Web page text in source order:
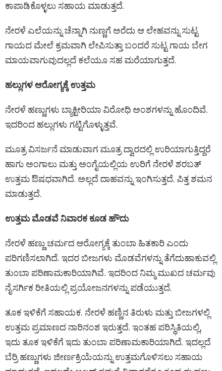
ಕಾಪಾಡಿಕೊಳ್ಳಲು ಸಹಾಯ ಮಾಡುತ್ತದೆ.
ನೇರಳೆ ಎಲೆಯನ್ನು ಚೆನ್ನಾಗಿ ನುಣ್ಣಗೆ ಅರೆದು ಆ ಲೇಹವನ್ನು ಸುಟ್ಟ
ಗಾಯದ ಮೇಲೆ ಕ್ರಮವಾಗಿ ಲೇಪಿಸುತ್ತಾ ಬಂದರೆ ಸುಟ್ಟ ಗಾಯ ಬೇಗ
ಮಾಯವಾಗುವುದಲ್ಲದೆ ಕಲೆಯೂ ಸಹ ಮರೆಯಾಗುತ್ತದೆ.
ಹಲ್ಲುಗಳ ಆರೋಗ್ಯಕ್ಕೆ ಉತ್ತಮ
ನೇರಳೆ ಹಣ್ಣುಗಳು ಬ್ಯಾಕ್ಟೀರಿಯಾ ವಿರೋಧಿ ಅಂಶಗಳನ್ನು ಹೊಂದಿವೆ.
ಇದರಿಂದ ಹಲ್ಲುಗಳು ಗಟ್ಟಿಗೊಳ್ಳುತ್ತವೆ.
ಮೂತ್ರ ವಿಸರ್ಜನೆ ಮಾಡುವಾಗ ಮೂತ್ರ ದ್ವಾರದಲ್ಲಿ ಉರಿಯಾಗುತ್ತಿದ್ದರೆ
ಹಾಗು ಅಂಗಾಲು ಮತ್ತು ಅಂಗೈಯಲ್ಲಿಯ ಉರಿಗೆ ನೇರಳೆ ಶರಬತ್
ಉತ್ತಮ ಔಷಧವಾಗಿದೆ. ಅಲ್ಲದೆ ದಾಹವನ್ನು ಇಂಗಿಸುತ್ತದೆ. ಪಿತ್ತ ಶಮನ
ಮಾಡುತ್ತದೆ.
ಉತ್ತಮ ಮೊಡವೆ ನಿವಾರಕ ಕೂಡ ಹೌದು
ನೇರಳೆ ಹಣ್ಣು ಚರ್ಮದ ಆರೋಗ್ಯಕ್ಕೆ ತುಂಬಾ ಹಿತಕಾರಿ ಎಂದು
ಪರಿಗಣಿಸಲಾಗಿದೆ. ಇದರ ಬೀಜಗಳು ಮೊಡವೆಗಳನ್ನು ತೆಗೆದುಹಾಕುವಲ್ಲಿ
ತುಂಬಾ ಪರಿಣಾಮಕಾರಿಯಾಗಿವೆ. ಇದರಿಂದ ನಿಮ್ಮ ಮುಖದ ಚರ್ಮವು
ನೈಸರ್ಗಿಕ ರೀತಿಯಲ್ಲಿ ಪ್ರಯೋಜನಗಳನ್ನು ಪಡೆಯುತ್ತದೆ.
ತೂಕ ಇಳಿಕೆಗೆ ಸಹಾಯಕ. ನೇರಳೆ ಹಣ್ಣಿನ ತಿರುಳು ಮತ್ತು ಬೀಜಗಳಲ್ಲಿ
ಉತ್ತಮ ಪ್ರಮಾಣದ ನಾರಿನಂಶ ಇರುತ್ತದೆ. ಇಂತಹ ಪರಿಸ್ಥಿತಿಯಲ್ಲಿ,
ಇದು ತೂಕ ಇಳಿಕೆಗೆ ಇದು ತುಂಬಾ ಪರಿಣಾಮಕಾರಿಯಾಗಿದೆ. ಇದಲ್ಲದೆ
ಬೆರ್ರಿ ಹಣ್ಣುಗಳು ಜೀರ್ಣಕ್ರಿಯೆಯನ್ನು ಉತ್ತಮಗೊಳಿಸಲು ಸಹಾಯ